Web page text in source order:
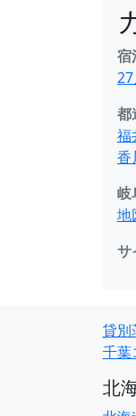
宿
27
都
福
香
岐
地
サ
貸別
千葉
北